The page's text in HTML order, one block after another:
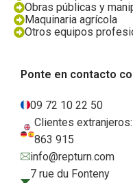
Obras públicas y
Maquinaria agrícola
Otros equipos
Ponte en contacto
09 72 10 22 50
Clientes
863 915
info@repturn.com
7 rue du Fonteny